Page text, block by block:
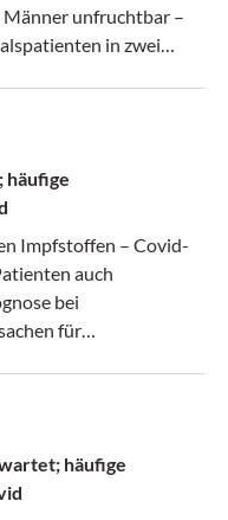
unfruchtbar –
in zwei
häufige
Impfstoffen – Covid-
auch
bei
für
häufige